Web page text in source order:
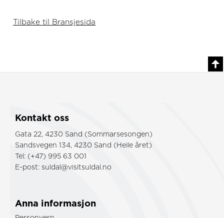
Tilbake til Bransjesida
Kontakt oss
Gata 22, 4230 Sand (Sommarsesongen)
Sandsvegen 134, 4230 Sand (Heile året)
Tel: (+47) 995 63 001
E-post: suldal@visitsuldal.no
Anna informasjon